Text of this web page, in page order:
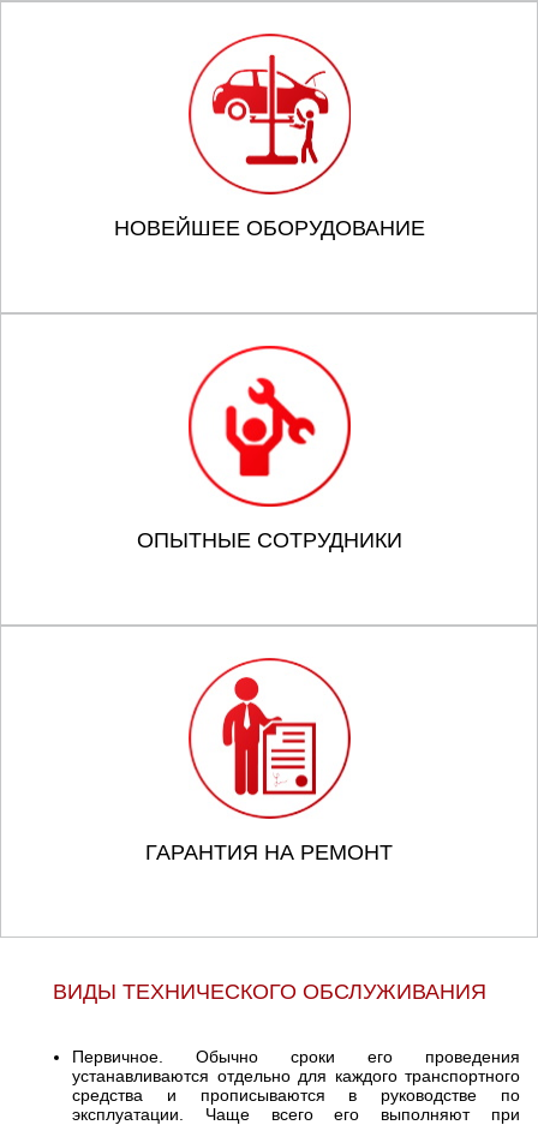
НОВЕЙШЕЕ ОБОРУДОВАНИЕ
ОПЫТНЫЕ СОТРУДНИКИ
ГАРАНТИЯ НА РЕМОНТ
ВИДЫ ТЕХНИЧЕСКОГО ОБСЛУЖИВАНИЯ
Первичное. Обычно сроки его проведения
устанавливаются отдельно для каждого транспортного
средства и прописываются в руководстве по
эксплуатации. Чаще всего его выполняют при